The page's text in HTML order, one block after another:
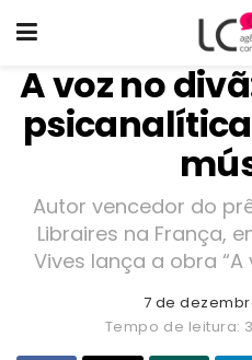
A voz no
Autor vencedor do
Libraires na França,
Vives lança a obra “A
7 de
Tempo de leitura: